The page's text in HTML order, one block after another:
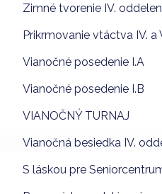
Zimné tvorenie IV.
Prikrmovanie vtáctva IV. a
Vianočné posedenie I.A
Vianočné posedenie I.B
VIANOČNÝ TURNAJ
Vianočná besiedka IV.
S láskou pre